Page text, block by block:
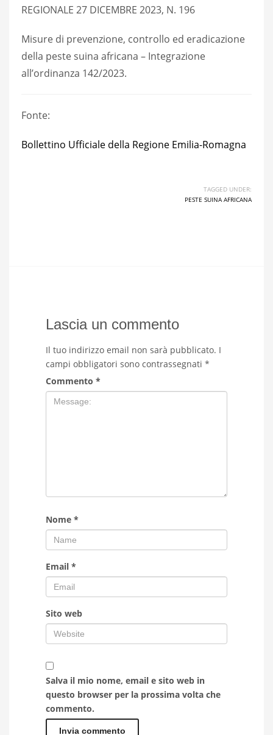
REGIONALE 27 DICEMBRE 2023, N. 196
Misure di prevenzione, controllo ed eradicazione
della peste suina africana – Integrazione
all’ordinanza 142/2023.
Fonte:
Bollettino Ufficiale della Regione Emilia-Romagna
TAGGED UNDER:
PESTE SUINA AFRICANA
Lascia un commento
Il tuo indirizzo email non sarà pubblicato. I
campi obbligatori sono contrassegnati *
Commento *
Nome *
Email *
Sito web
Salva il mio nome, email e sito web in
questo browser per la prossima volta che
commento.